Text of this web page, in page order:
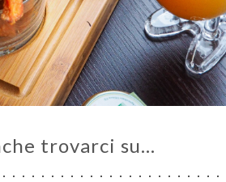
trovarci su…